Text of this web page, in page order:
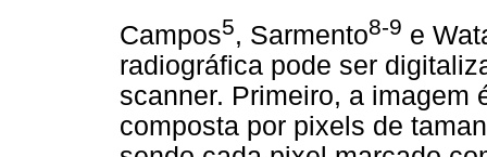
Campos5, Sarmento8-9 e
radiográfica pode ser
scanner. Primeiro, a imagem
composta por pixels de